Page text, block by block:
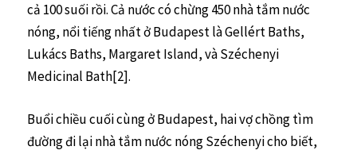
cả 100 suối rồi. Cả nước có chừng 450 nhà tắm nước
nóng, nổi tiếng nhất ở Budapest là Gellért Baths,
Lukács Baths, Margaret Island, và Széchenyi
Medicinal Bath[2].
Buổi chiều cuối cùng ở Budapest, hai vợ chồng tìm
đường đi lại nhà tắm nước nóng Széchenyi cho biết,